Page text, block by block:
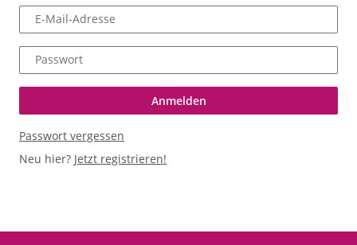
E-Mail-Adresse
Passwort
Anmelden
Passwort vergessen
Neu hier? Jetzt registrieren!